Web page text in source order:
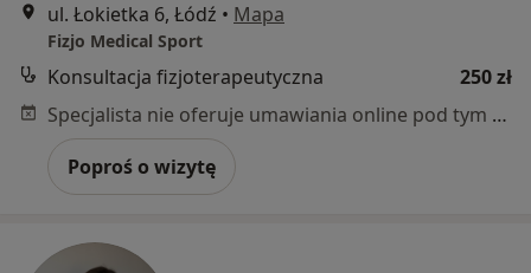
ul. Łokietka 6, Łódź • Mapa
Fizjo Medical Sport
Konsultacja fizjoterapeutyczna
250 zł
Specjalista nie oferuje umawiania online pod tym adresem.
Poproś o wizytę